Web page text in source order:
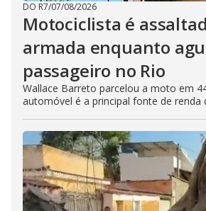
DO R7/07/08/2026
Motociclista é
armada enquanto
passageiro no Rio
Wallace Barreto parcelou a moto em
automóvel é a principal fonte de renda